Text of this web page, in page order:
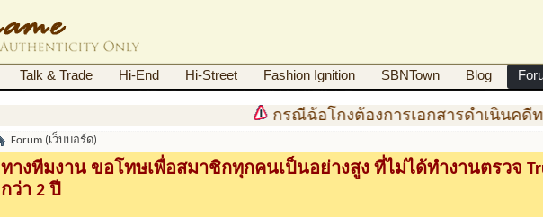
Talk & Trade Hi-End Hi-Street Fashion Ignition SBNTown Blog
กรณีฉ้อโกงต้องการเอกสารดำเนินคดีทางกฎห
Forum (เว็บบอร์ด)
ทางทีมงาน ขอโทษเพื่อสมาชิกทุกคนเป็นอย่างสูง ที่ไม่ได้ทำงานตรวจ
กว่า 2 ปี